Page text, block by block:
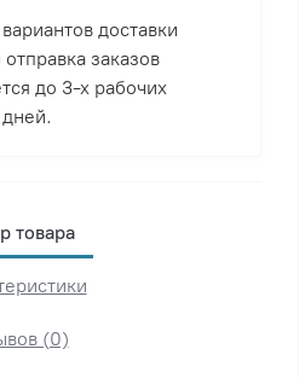
доставки
заказов
до 3-х рабочих
дней.
товара
(0)